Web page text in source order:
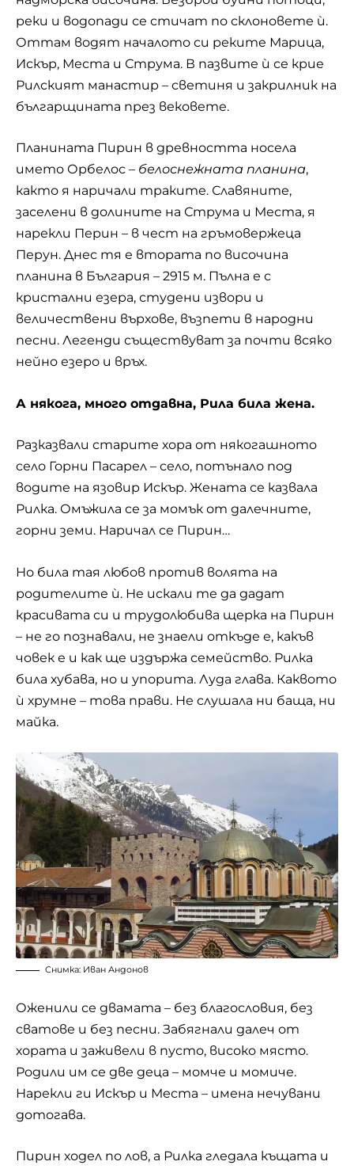
реки и водопади се стичат по склоновете ѝ.
Оттам водят началото си реките Марица,
Искър, Места и Струма. В пазвите ѝ се крие
Рилският манастир – светиня и закрилник на
българщината през вековете.
Планината Пирин в древността носела
името Орбелос – белоснежната планина,
както я наричали траките. Славяните,
заселени в долините на Струма и Места, я
нарекли Перин – в чест на гръмовержеца
Перун. Днес тя е втората по височина
планина в България – 2915 м. Пълна е с
кристални езера, студени извори и
величествени върхове, възпети в народни
песни. Легенди съществуват за почти всяко
нейно езеро и връх.
А някога, много отдавна, Рила била жена.
Разказвали старите хора от някогашното
село Горни Пасарел – село, потънало под
водите на язовир Искър. Жената се казвала
Рилка. Омъжила се за момък от далечните,
горни земи. Наричал се Пирин…
Но била тая любов против волята на
родителите ѝ. Не искали те да дадат
красивата си и трудолюбива щерка на Пирин
– не го познавали, не знаели откъде е, какъв
човек е и как ще издържа семейство. Рилка
била хубава, но и упорита. Луда глава. Каквото
ѝ хрумне – това прави. Не слушала ни баща, ни
майка.
Снимка: Иван Андонов
Оженили се двамата – без благословия, без
сватове и без песни. Забягнали далеч от
хората и заживели в пусто, високо място.
Родили им се две деца – момче и момиче.
Нарекли ги Искър и Места – имена нечувани
дотогава.
Пирин ходел по лов, а Рилка гледала къщата и